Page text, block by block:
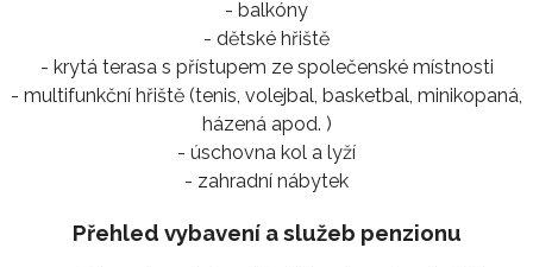
- balkóny
- dětské hřiště
- krytá terasa s přístupem ze společenské místnosti
- multifunkční hřiště (tenis, volejbal, basketbal, minikopaná,
házená apod. )
- úschovna kol a lyží
- zahradní nábytek
Přehled vybavení a služeb penzionu